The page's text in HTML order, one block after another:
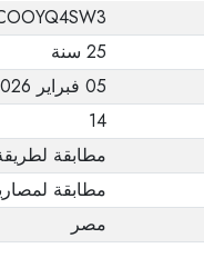
25 سنة
05 فبراير 2026
14
مطابقة
مطابقة
مصر